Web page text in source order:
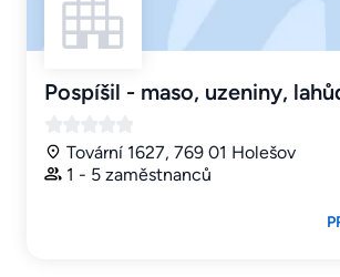
Pospíšil - maso, uzeniny,
Tovární 1627, 769 01 Holešov
1 - 5 zaměstnanců